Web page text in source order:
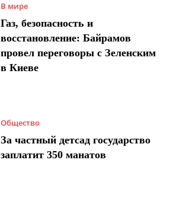
В мире
Газ, безопасность и
восстановление: Байрамов
провел переговоры с Зеленским
в Киеве
Общество
За частный детсад государство
заплатит 350 манатов